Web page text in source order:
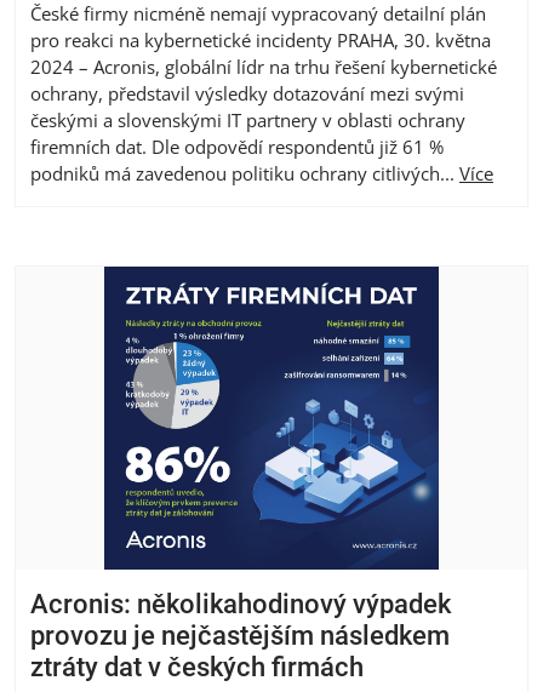
České firmy nicméně nemají vypracovaný detailní plán
pro reakci na kybernetické incidenty PRAHA, 30. května
2024 – Acronis, globální lídr na trhu řešení kybernetické
ochrany, představil výsledky dotazování mezi svými
českými a slovenskými IT partnery v oblasti ochrany
firemních dat. Dle odpovědí respondentů již 61 %
podniků má zavedenou politiku ochrany citlivých... Více
Acronis: několikahodinový výpadek
provozu je nejčastějším následkem
ztráty dat v českých firmách